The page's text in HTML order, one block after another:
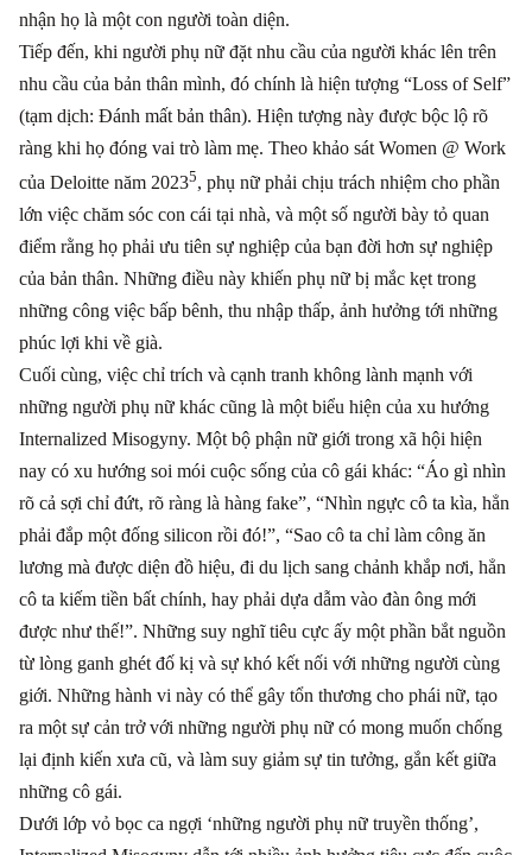
nhận họ là một con người toàn diện.
Tiếp đến, khi người phụ nữ đặt nhu cầu của người khác lên trên
nhu cầu của bản thân mình, đó chính là hiện tượng “Loss of Self”
(tạm dịch: Đánh mất bản thân). Hiện tượng này được bộc lộ rõ
ràng khi họ đóng vai trò làm mẹ. Theo khảo sát Women @ Work
của Deloitte năm 20235, phụ nữ phải chịu trách nhiệm cho phần
lớn việc chăm sóc con cái tại nhà, và một số người bày tỏ quan
điểm rằng họ phải ưu tiên sự nghiệp của bạn đời hơn sự nghiệp
của bản thân. Những điều này khiến phụ nữ bị mắc kẹt trong
những công việc bấp bênh, thu nhập thấp, ảnh hưởng tới những
phúc lợi khi về già.
Cuối cùng, việc chỉ trích và cạnh tranh không lành mạnh với
những người phụ nữ khác cũng là một biểu hiện của xu hướng
Internalized Misogyny. Một bộ phận nữ giới trong xã hội hiện
nay có xu hướng soi mói cuộc sống của cô gái khác: “Áo gì nhìn
rõ cả sợi chỉ đứt, rõ ràng là hàng fake”, “Nhìn ngực cô ta kìa, hẳn
phải đắp một đống silicon rồi đó!”, “Sao cô ta chỉ làm công ăn
lương mà được diện đồ hiệu, đi du lịch sang chảnh khắp nơi, hẳn
cô ta kiếm tiền bất chính, hay phải dựa dẫm vào đàn ông mới
được như thế!”. Những suy nghĩ tiêu cực ấy một phần bắt nguồn
từ lòng ganh ghét đố kị và sự khó kết nối với những người cùng
giới. Những hành vi này có thể gây tổn thương cho phái nữ, tạo
ra một sự cản trở với những người phụ nữ có mong muốn chống
lại định kiến xưa cũ, và làm suy giảm sự tin tưởng, gắn kết giữa
những cô gái.
Dưới lớp vỏ bọc ca ngợi ‘những người phụ nữ truyền thống’,